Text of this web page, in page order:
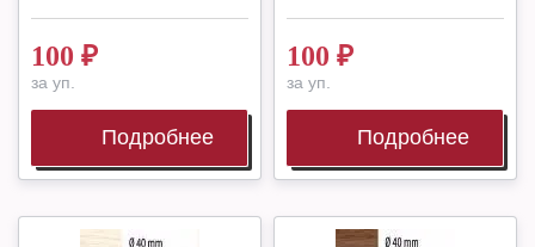
100 ₽
за уп.
Подробнее
100 ₽
за уп.
Подробнее